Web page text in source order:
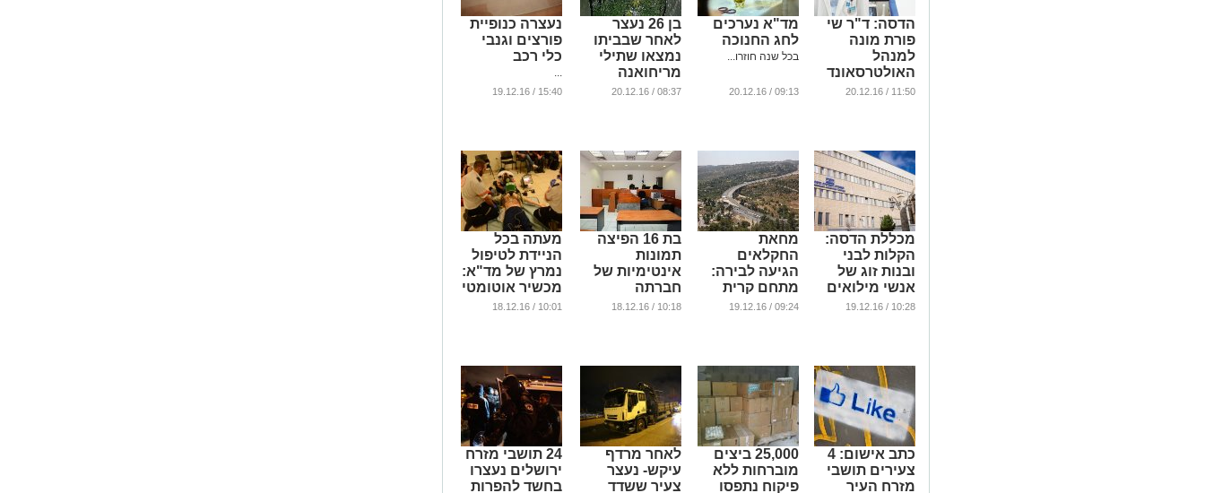
הדסה: ד"ר שי
פורת מונה
למנהל
האולטרסאונד
הגניקולוגי
11:50 / 20.12.16
מד"א נערכים
לחג החנוכה
בכל שנה חוזרו...
09:13 / 20.12.16
בן 26 נעצר
לאחר שבביתו
נמצאו שתילי
מריחואנה
...
08:37 / 20.12.16
נעצרה כנופיית
פורצים וגנבי
כלי רכב
...
15:40 / 19.12.16
מכללת הדסה:
הקלות לבני
ובנות זוג של
אנשי מילואים
...
10:28 / 19.12.16
מחאת
החקלאים
הגיעה לבירה:
מתחם קרית
הממשלה נפתח
09:24 / 19.12.16
בת 16 הפיצה
תמונות
אינטימיות של
חברתה
...
10:18 / 18.12.16
מעתה בכל
הניידת לטיפול
נמרץ של מד"א:
מכשיר אוטומטי
לעיסוי לב
10:01 / 18.12.16
כתב אישום: 4
צעירים תושבי
מזרח העיר
25,000 ביצים
מוברחות ללא
פיקוח נתפסו
לאחר מרדף
עיקש- נעצר
צעיר ששדד
24 תושבי מזרח
ירושלים נעצרו
בחשד להפרות